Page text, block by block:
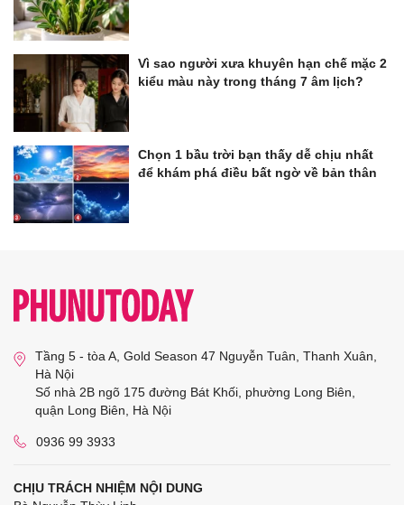
Vì sao người xưa khuyên hạn chế mặc 2
kiểu màu này trong tháng 7 âm lịch?
Chọn 1 bầu trời bạn thấy dễ chịu nhất
để khám phá điều bất ngờ về bản thân
Tầng 5 - tòa A, Gold Season 47 Nguyễn Tuân, Thanh Xuân,
Hà Nội
Số nhà 2B ngõ 175 đường Bát Khối, phường Long Biên,
quận Long Biên, Hà Nội
0936 99 3933
CHỊU TRÁCH NHIỆM NỘI DUNG